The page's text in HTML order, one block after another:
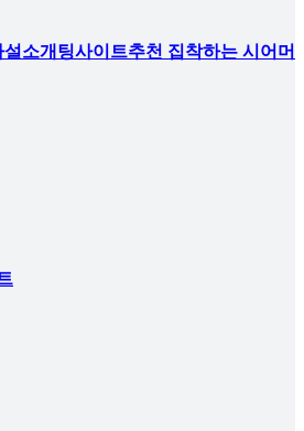
소개팅사이트추천 집착하는 시어머